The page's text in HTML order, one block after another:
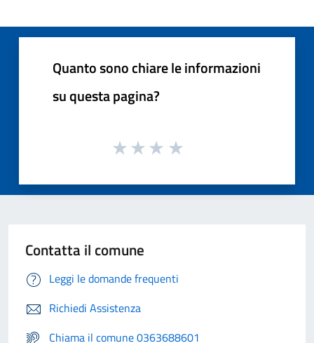
Quanto sono chiare le informazioni
su questa pagina?
Contatta il comune
Leggi le domande frequenti
Richiedi Assistenza
Chiama il comune 0363688601